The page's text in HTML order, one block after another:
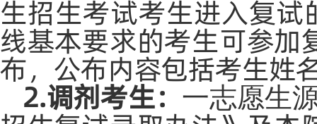
生招生考试考生进入复
线基本要求的考生可参加
布，公布内容包括考生姓
2.调剂考生： 一志愿生